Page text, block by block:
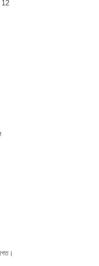
12